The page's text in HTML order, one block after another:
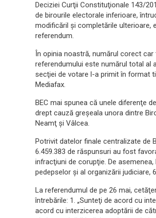
Deciziei Curţii Constituţionale 143/
de birourile electorale inferioare,
modificăril şi completările ulterioare,
referendum.
În opinia noastră, numărul corect
referendumului este numărul total al
secţiei de votare l-a primit în format
Mediafax.
BEC mai spunea că unele diferenţe
drept cauză greşeala unora dintre
Neamţ şi Vâlcea.
Potrivit datelor finale centralizate de
6.459.383 de răspunsuri au fost
infracţiuni de corupţie. De
pedepselor şi al organizării judiciare,
La referendumul de pe 26 mai,
întrebările: 1. „Sunteţi de acord cu
acord cu interzicerea adoptării de